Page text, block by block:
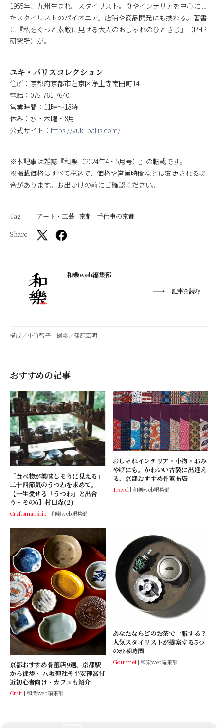
1955年、九州生まれ。スタイリスト。食やインテリアを中心にし
たスタイリストのパイオニア。店舗や商品開発にも携わる。著書
に『私をぐっと素敵に見せる大人のおしゃれのひとさじ』（PHP
研究所）が。
ユキ・パリスコレクション
住所：京都府京都市左京区浄土寺南田町14
電話：075-761-7640
営業時間：11時～18時
休み：水・木曜・8月
公式サイト： https://yuki-pallis.com/
※本記事は雑誌『和樂（2024年4・5月号）』の転載です。
※掲載価格はすべて税込で、価格や営業時間などは変更される場
合があります。お出かけの前にご確認ください。
Tag アート・工芸 京都 手仕事の京都
Share
和樂web編集部
記事を読む
構成／小竹智子 撮影／篠原宏明
おすすめの記事
「食べ物が美味しそうに見える」
二十四節気のうつわを求めて。
【一生愛せる「うつわ」と出合
う・その6】村田森(2)
Craftsmanship 和樂web編集部
おしゃれインテリア・小物・おみ
やげにも。かわいい古裂に出逢え
る、京都おすすめ骨董布店
Travel 和樂web編集部
京都おすすめ骨董店9選。京都駅
から徒歩・ 八坂神社や平安神宮付
近初心者向け・カフェも紹介
Craft 和樂web編集部
あなたならどのお茶で一服する？
人気スタイリストが提案する5つ
のお茶時間
Gourmet 和樂web編集部